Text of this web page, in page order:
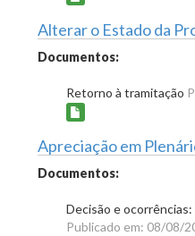
Alterar o Estado da
Documentos:
Retorno à tramitação
Apreciação em
Documentos:
Decisão e
Publicado em: 08/08/